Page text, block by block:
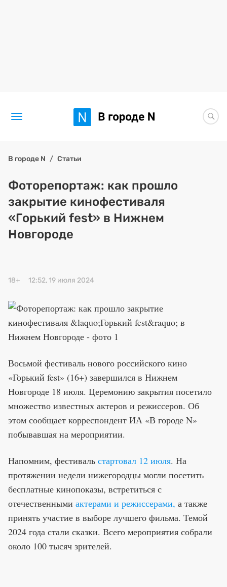
Здоровье
BORЩ
Эксперты
В городе N Статьи
Фоторепортаж: как прошло
закрытие кинофестиваля
«Горький fest» в Нижнем
Новгороде
18+ 12:52, 19 июля 2024
Восьмой фестиваль нового российского кино
«Горький fest» (16+) завершился в Нижнем
Новгороде 18 июля. Церемонию закрытия посетило
множество известных актеров и режиссеров. Об
этом сообщает корреспондент ИА «В городе N»
побывавшая на мероприятии.
Напомним, фестиваль стартовал 12 июля. На
протяжении недели нижегородцы могли посетить
бесплатные кинопоказы, встретиться с
отечественными актерами и режиссерами, а также
принять участие в выборе лучшего фильма. Темой
2024 года стали сказки. Всего мероприятия собрали
около 100 тысяч зрителей.